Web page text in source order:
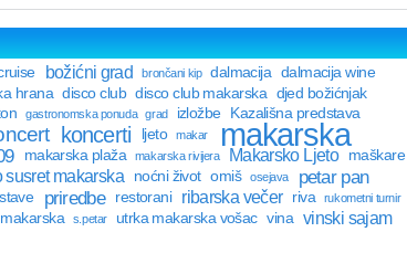
božićni grad brončani kip dalmacija dalmacija wine
hrana disco club disco club makarska djed božićnjak
gastronomska ponuda grad izložbe Kazališna predstava
koncerti ljeto makar makarska
makarska plaža makarska rivijera Makarsko Ljeto
maškare
susret makarska noćni život omiš osejava petar pan
priredbe restorani ribarska večer riva rukometni turnir
s.petar utrka makarska vošac vina vinski sajam